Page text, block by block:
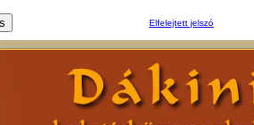
Elfelejtett jelszó